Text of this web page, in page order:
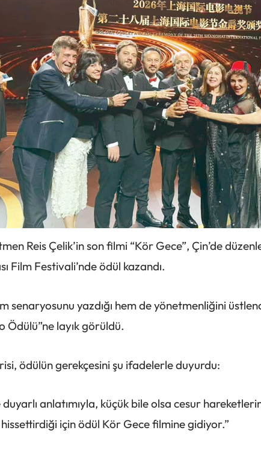
Reis Çelik’in son filmi “Kör Gece”, Çin’de
Film Festivali’nde ödül kazandı.
senaryosunu yazdığı hem de yönetmenliğini
Ödülü”ne layık görüldü.
ödülün gerekçesini şu ifadelerle duyurdu:
duyarlı anlatımıyla, küçük bile olsa cesur
için ödül Kör Gece filmine gidiyor.”